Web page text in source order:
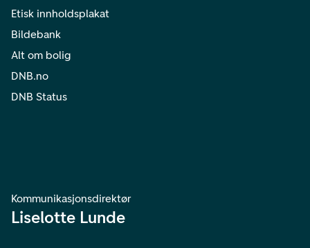
Etisk innholdsplakat
Bildebank
Alt om bolig
DNB.no
DNB Status
Kommunikasjonsdirektør
Liselotte Lunde